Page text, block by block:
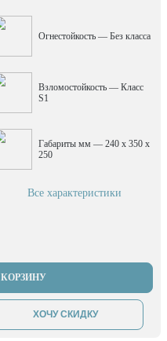
Огнестойкость — Без класса
Взломостойкость — Класс
S1
Габариты мм — 240 x 350 x
250
Все характеристики
ХОЧУ СКИДКУ